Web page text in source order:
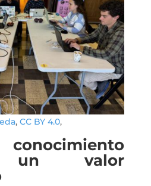
,CC BY 4.0,
un valor